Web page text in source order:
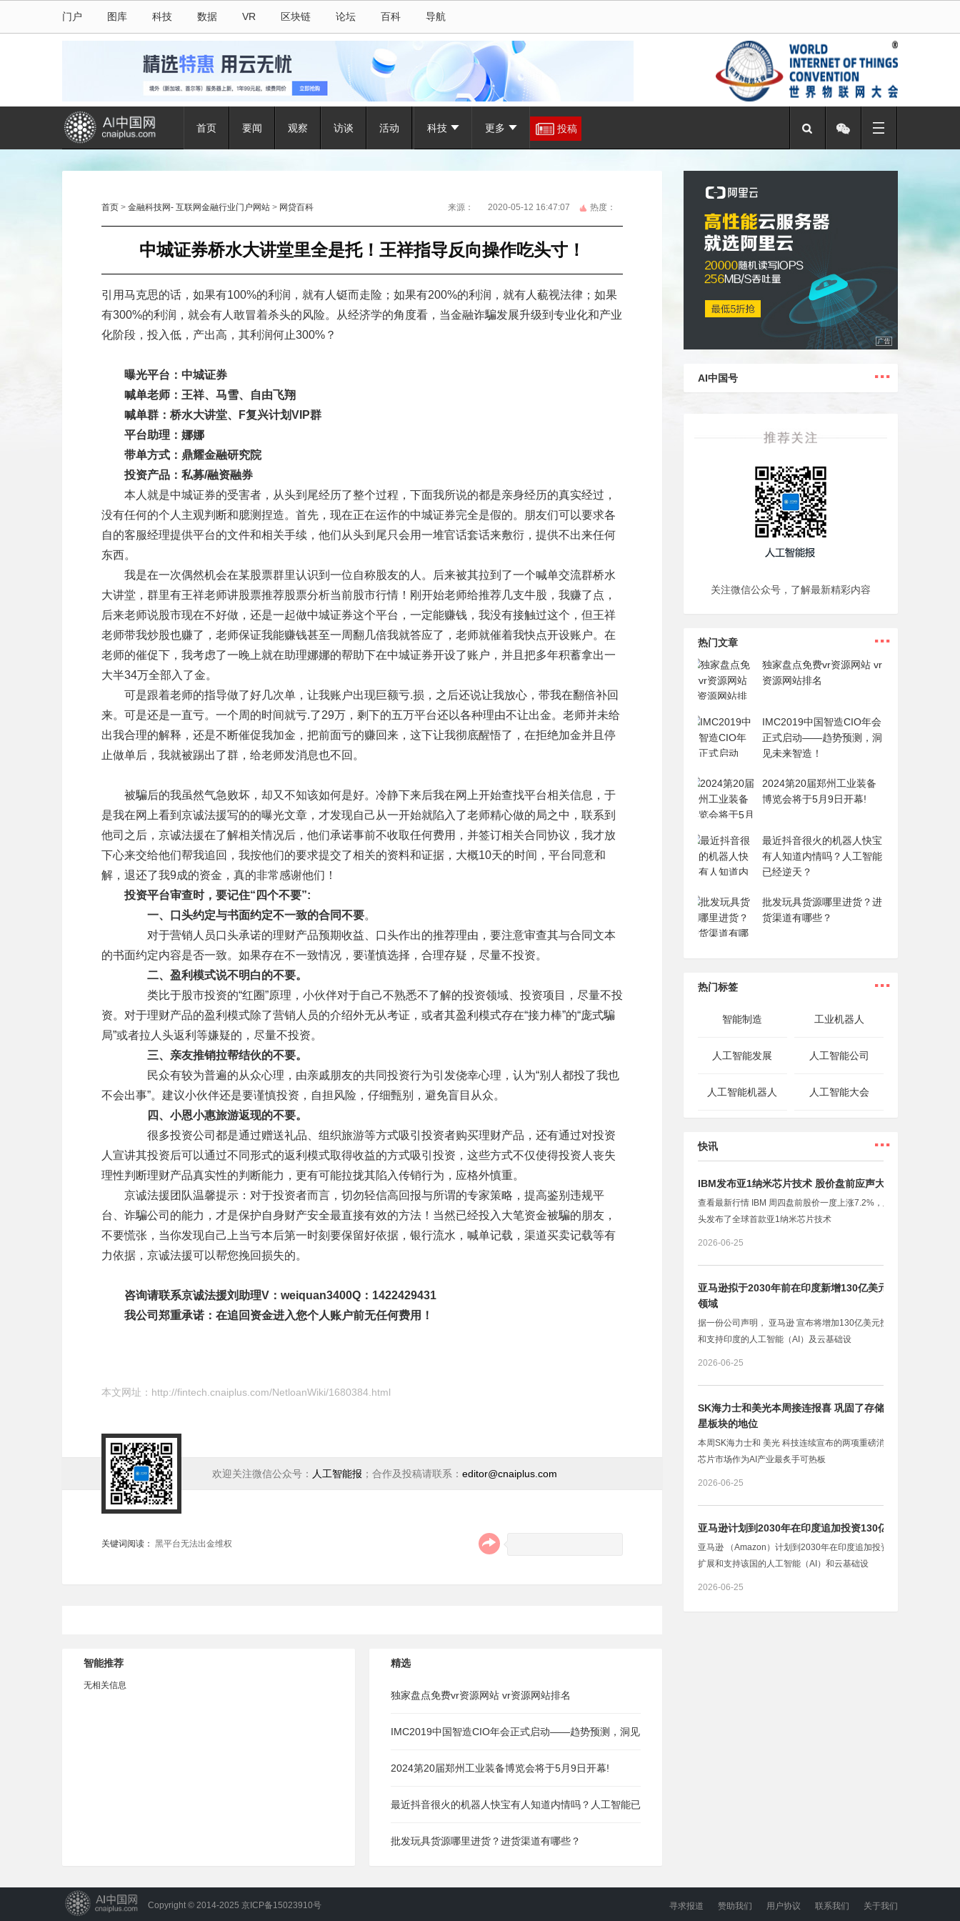
门户 图库 科技 数据 VR 区块链 论坛 百科 导航
首页 要闻 观察 访谈 活动 科技 更多 投稿
首页 > 金融科技网- 互联网金融行业门户网站 > 网贷百科 来源： 2020-05-12 16:47:07 热度：
中城证券桥水大讲堂里全是托！王祥指导反向操作吃头寸！
引用马克思的话，如果有100%的利润，就有人铤而走险；如果有200%的利润，就有人藐视法律；如果
有300%的利润，就会有人敢冒着杀头的风险。从经济学的角度看，当金融诈騙发展升级到专业化和产业
化阶段，投入低，产出高，其利润何止300%？
曝光平台：中城证券
喊单老师：王祥、马雪、自由飞翔
喊单群：桥水大讲堂、F复兴计划VIP群
平台助理：娜娜
带单方式：鼎耀金融研究院
投资产品：私募/融资融券
本人就是中城证券的受害者，从头到尾经历了整个过程，下面我所说的都是亲身经历的真实经过，
没有任何的个人主观判断和臆测捏造。首先，现在正在运作的中城证券完全是假的。朋友们可以要求各
自的客服经理提供平台的文件和相关手续，他们从头到尾只会用一堆官话套话来敷衍，提供不出来任何
东西。
我是在一次偶然机会在某股票群里认识到一位自称股友的人。后来被其拉到了一个喊单交流群桥水
大讲堂，群里有王祥老师讲股票推荐股票分析当前股市行情！刚开始老师给推荐几支牛股，我赚了点，
后来老师说股市现在不好做，还是一起做中城证券这个平台，一定能赚钱，我没有接触过这个，但王祥
老师带我炒股也赚了，老师保证我能赚钱甚至一周翻几倍我就答应了，老师就催着我快点开设账户。在
老师的催促下，我考虑了一晚上就在助理娜娜的帮助下在中城证券开设了账户，并且把多年积蓄拿出一
大半34万全部入了金。
可是跟着老师的指导做了好几次单，让我账户出现巨额亏.损，之后还说让我放心，带我在翻倍补回
来。可是还是一直亏。一个周的时间就亏.了29万，剩下的五万平台还以各种理由不让出金。老师并未给
出我合理的解释，还是不断催促我加金，把前面亏的赚回来，这下让我彻底醒悟了，在拒绝加金并且停
止做单后，我就被踢出了群，给老师发消息也不回。
被騙后的我虽然气急败坏，却又不知该如何是好。冷静下来后我在网上开始查找平台相关信息，于
是我在网上看到京诚法援写的的曝光文章，才发现自己从一开始就陷入了老师精心做的局之中，联系到
他司之后，京诚法援在了解相关情况后，他们承诺事前不收取任何费用，并签订相关合同协议，我才放
下心来交给他们帮我追回，我按他们的要求提交了相关的资料和证据，大概10天的时间，平台同意和
解，退还了我9成的资金，真的非常感谢他们！
投资平台审查时，要记住“四个不要”:
一、口头约定与书面约定不一致的合同不要。
对于营销人员口头承诺的理财产品预期收益、口头作出的推荐理由，要注意审查其与合同文本
的书面约定内容是否一致。如果存在不一致情况，要谨慎选择，合理存疑，尽量不投资。
二、盈利模式说不明白的不要。
类比于股市投资的“红圈”原理，小伙伴对于自己不熟悉不了解的投资领域、投资项目，尽量不投
资。对于理财产品的盈利模式除了营销人员的介绍外无从考证，或者其盈利模式存在“接力棒”的“庞式騙
局”或者拉人头返利等嫌疑的，尽量不投资。
三、亲友推销拉帮结伙的不要。
民众有较为普遍的从众心理，由亲戚朋友的共同投资行为引发侥幸心理，认为“别人都投了我也
不会出事”。建议小伙伴还是要谨慎投资，自担风险，仔细甄别，避免盲目从众。
四、小恩小惠旅游返现的不要。
很多投资公司都是通过赠送礼品、组织旅游等方式吸引投资者购买理财产品，还有通过对投资
人宣讲其投资后可以通过不同形式的返利模式取得收益的方式吸引投资，这些方式不仅使得投资人丧失
理性判断理财产品真实性的判断能力，更有可能拉拢其陷入传销行为，应格外慎重。
京诚法援团队温馨提示：对于投资者而言，切勿轻信高回报与所谓的专家策略，提高鉴别违规平
台、诈騙公司的能力，才是保护自身财产安全最直接有效的方法！当然已经投入大笔资金被騙的朋友，
不要慌张，当你发现自己上当亏本后第一时刻要保留好依据，银行流水，喊单记载，渠道买卖记载等有
力依据，京诚法援可以帮您挽回损失的。
咨询请联系京诚法援刘助理V：weiquan3400Q：1422429431
我公司郑重承诺：在追回资金进入您个人账户前无任何费用！
本文网址： http://fintech.cnaiplus.com/NetloanWiki/1680384.html
欢迎关注微信公众号： 人工智能报 ；合作及投稿请联系：editor@cnaiplus.com
关键词阅读： 黑平台无法出金维权
智能推荐
无相关信息
精选
独家盘点免费vr资源网站 vr资源网站排名
IMC2019中国智造CIO年会正式启动——趋势预测，洞见
未来智造！
2024第20届郑州工业装备博览会将于5月9日开幕!
最近抖音很火的机器人快宝有人知道内情吗？人工智能已
经逆天？
批发玩具货源哪里进货？进货渠道有哪些？
AI中国号 ...
关注微信公众号，了解最新精彩内容
热门文章 ...
独家盘点免费vr资源网站 vr
资源网站排名
IMC2019中国智造CIO年会
正式启动——趋势预测，洞
见未来智造！
2024第20届郑州工业装备
博览会将于5月9日开幕!
最近抖音很火的机器人快宝
有人知道内情吗？人工智能
已经逆天？
批发玩具货源哪里进货？进
货渠道有哪些？
热门标签 ...
智能制造 工业机器人
人工智能发展 人工智能公司
人工智能机器人 人工智能大会
快讯 ...
IBM发布亚1纳米芯片技术 股价盘前应声大涨
查看最新行情 IBM 周四盘前股价一度上涨7.2%，此前这家科技巨
头发布了全球首款亚1纳米芯片技术
2026-06-25
亚马逊拟于2030年前在印度新增130亿美元投资 用于AI
领域
据一份公司声明， 亚马逊 宣布将增加130亿美元投资，用于扩展
和支持印度的人工智能（AI）及云基础设
2026-06-25
SK海力士和美光本周接连报喜 巩固了存储芯片作为AI明
星板块的地位
本周SK海力士和 美光 科技连续宣布的两项重磅消息，巩固了存储
芯片市场作为AI产业最炙手可热板
2026-06-25
亚马逊计划到2030年在印度追加投资130亿美元
亚马逊 （Amazon）计划到2030年在印度追加投资130亿美元，以
扩展和支持该国的人工智能（AI）和云基础设
2026-06-25
2026-06-25
Copyright © 2014-2025 京ICP备15023910号 关于我们
联系我们
用户协议
赞助我们
寻求报道